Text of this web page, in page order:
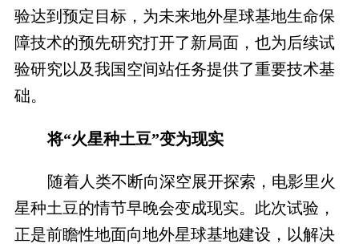
验达到预定目标，为未来地外星球基地生命保
障技术的预先研究打开了新局面，也为后续试
验研究以及我国空间站任务提供了重要技术基
础。
将“火星种土豆”变为现实
随着人类不断向深空展开探索，电影里火
星种土豆的情节早晚会变成现实。此次试验，
正是前瞻性地面向地外星球基地建设，以解决